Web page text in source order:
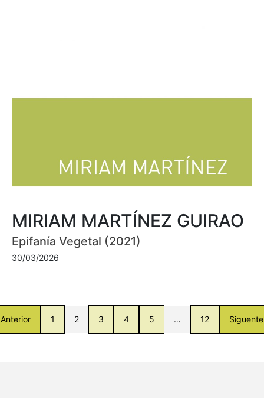
MIRIAM MARTÍNEZ GUIRAO
Epifanía Vegetal (2021)
30/03/2026
Anterior 1 2 3 4 5 … 12 Siguente